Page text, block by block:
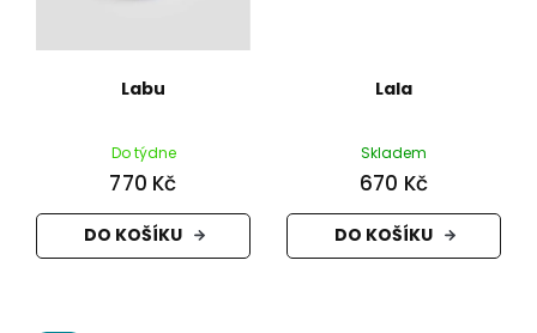
Labu
Do týdne
770 Kč
DO KOŠÍKU
Lala
Skladem
670 Kč
DO KOŠÍKU